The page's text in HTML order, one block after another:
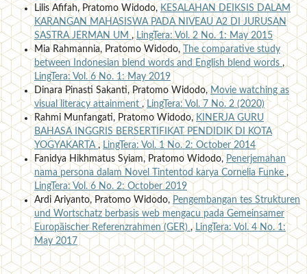
Lilis Afifah, Pratomo Widodo,KESALAHAN DEIKSIS DALAM
KARANGAN MAHASISWA PADA NIVEAU A2 DI JURUSAN
SASTRA JERMAN UM,LingTera: Vol. 2 No. 1: May 2015
Mia Rahmannia, Pratomo Widodo,
The comparative study
between Indonesian blend words and English blend words ,
LingTera: Vol. 6 No. 1: May 2019
Dinara Pinasti Sakanti, Pratomo Widodo,Movie watching as
visual literacy attainment,LingTera: Vol. 7 No. 2 (2020)
Rahmi Munfangati, Pratomo Widodo, KINERJA GURU
BAHASA INGGRIS BERSERTIFIKAT PENDIDIK DI KOTA
YOGYAKARTA,LingTera: Vol. 1 No. 2: October 2014
Fanidya Hikhmatus Syiam, Pratomo Widodo,Penerjemahan
nama persona dalam Novel Tintentod karya Cornelia Funke ,
LingTera: Vol. 6 No. 2: October 2019
Ardi Ariyanto, Pratomo Widodo, Pengembangan tes Strukturen
und Wortschatz berbasis web mengacu pada Gemeinsamer
Europäischer Referenzrahmen (GER),LingTera: Vol. 4 No. 1:
May 2017